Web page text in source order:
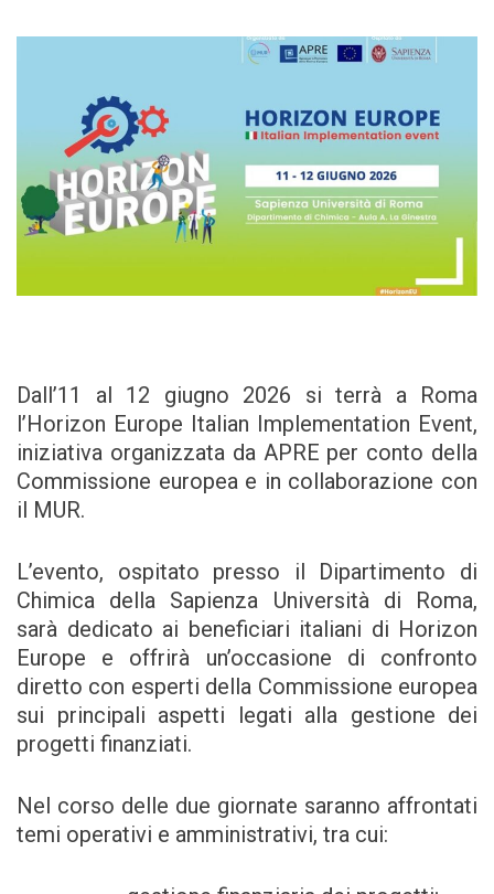
Dall’11 al 12 giugno 2026 si terrà a Roma
l’Horizon Europe Italian Implementation Event,
iniziativa organizzata da APRE per conto della
Commissione europea e in collaborazione con
il MUR.
L’evento, ospitato presso il Dipartimento di
Chimica della Sapienza Università di Roma,
sarà dedicato ai beneficiari italiani di Horizon
Europe e offrirà un’occasione di confronto
diretto con esperti della Commissione europea
sui principali aspetti legati alla gestione dei
progetti finanziati.
Nel corso delle due giornate saranno affrontati
temi operativi e amministrativi, tra cui: